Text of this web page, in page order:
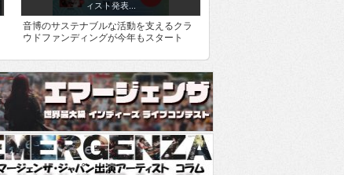
ィスト発表...
音博のサステナブルな活動を支えるクラ
ウドファンディングが今年もスタート